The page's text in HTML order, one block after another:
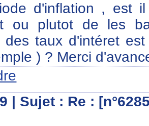
d'inflation , est
ou plutot de les
des taux d'intéret
) ? Merci
| Sujet : Re :